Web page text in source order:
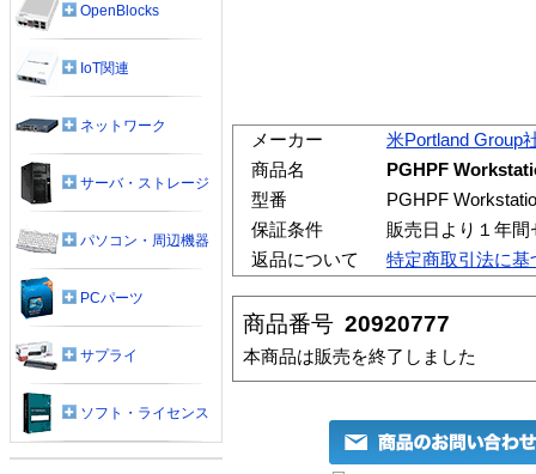
メーカー
米Portland Group
商品名
PGHPF
型番
PGHPF
保証条件
販売日より１年
返品について
特定商取引法に基
商品番号 20920777
本商品は販売を終了しました
OpenBlocks
IoT関連
ネットワーク
サーバ・ストレージ
パソコン・周辺機器
PCパーツ
サプライ
ソフト・ライセンス